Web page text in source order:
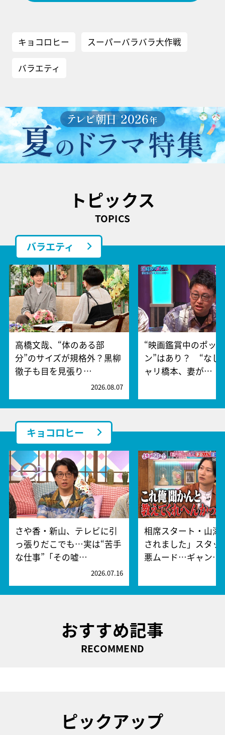
キョコロヒー スーパーバラバラ大作戦
バラエティ
トピックス
TOPICS
バラエティ
高橋文哉、“体のある部
分”のサイズが規格外？黒柳
徹子も目を見張り…
2026.08.07
“映画鑑賞中のポッ
ン”はあり？ “なし
ャリ橋本、妻が…
キョコロヒー
さや香・新山、テレビに引
っ張りだこでも…実は“苦手
な仕事”「その嘘…
2026.07.16
相席スタート・山添
されました」スタッ
悪ムード…ギャン…
おすすめ記事
RECOMMEND
ピックアップ